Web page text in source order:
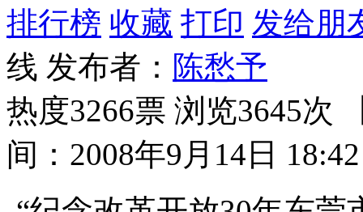
排行榜 收藏 打印 发给朋
线 发布者： 陈愁予
热度3266票 浏览3645次
间：2008年9月14日 18:42